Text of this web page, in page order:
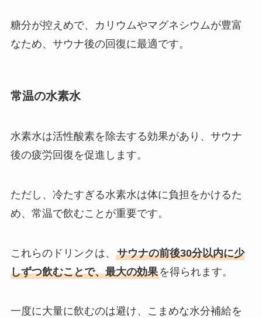
糖分が控えめで、カリウムやマグネシウムが豊富
なため、サウナ後の回復に最適です。
常温の水素水
水素水は活性酸素を除去する効果があり、サウナ
後の疲労回復を促進します。
ただし、冷たすぎる水素水は体に負担をかけるた
め、常温で飲むことが重要です。
これらのドリンクは、 サウナの前後30分以内に少
しずつ飲むことで、最大の効果を得られます。
一度に大量に飲むのは避け、こまめな水分補給を